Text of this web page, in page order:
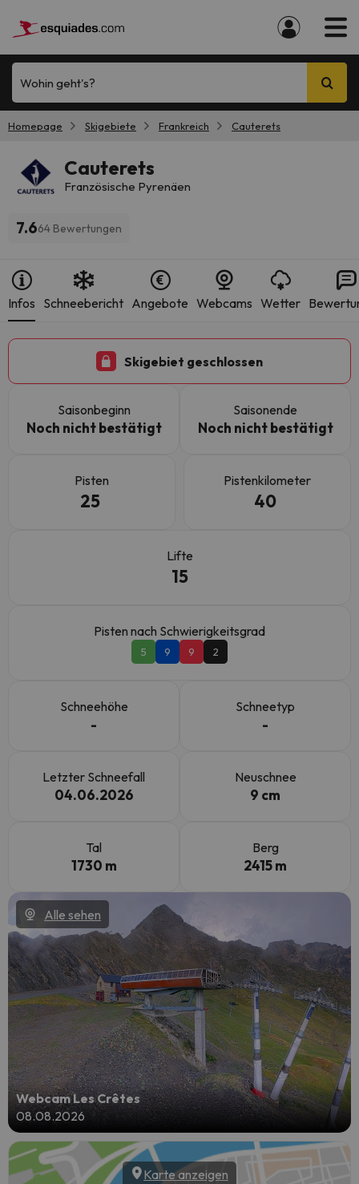
Wohin geht's?
Homepage Skigebiete Frankreich Cauterets
Cauterets
Französische Pyrenäen
7.664 Bewertungen
Infos Schneebericht Angebote Webcams Wetter
Skigebiet geschlossen
Saisonbeginn
Noch nicht bestätigt
Saisonende
Noch nicht bestätigt
Pisten
25
Pistenkilometer
40
Lifte
15
Pisten nach Schwierigkeitsgrad
5 9 9 2
Schneehöhe
-
Schneetyp
-
Letzter Schneefall
04.06.2026
Neuschnee
9 cm
Tal
1730 m
Berg
2415 m
Alle sehen
Webcam Les Crêtes
08.08.2026
Karte anzeigen